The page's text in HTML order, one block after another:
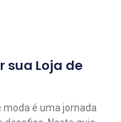
sua Loja de
moda é uma jornada